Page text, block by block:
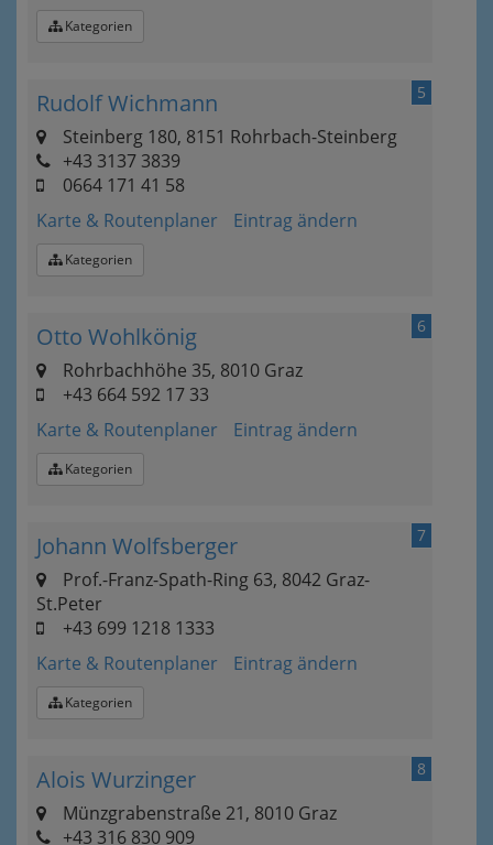
Kategorien
5
Rudolf Wichmann
Steinberg 180, 8151 Rohrbach-Steinberg
+43 3137 3839
0664 171 41 58
Karte & Routenplaner
Eintrag ändern
Kategorien
6
Otto Wohlkönig
Rohrbachhöhe 35, 8010 Graz
+43 664 592 17 33
Karte & Routenplaner
Eintrag ändern
Kategorien
7
Johann Wolfsberger
Prof.-Franz-Spath-Ring 63, 8042 Graz-
St.Peter
+43 699 1218 1333
Karte & Routenplaner
Eintrag ändern
Kategorien
8
Alois Wurzinger
Münzgrabenstraße 21, 8010 Graz
+43 316 830 909